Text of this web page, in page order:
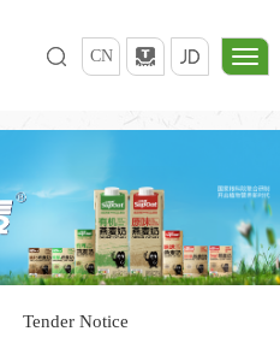
CN
Tender Notice